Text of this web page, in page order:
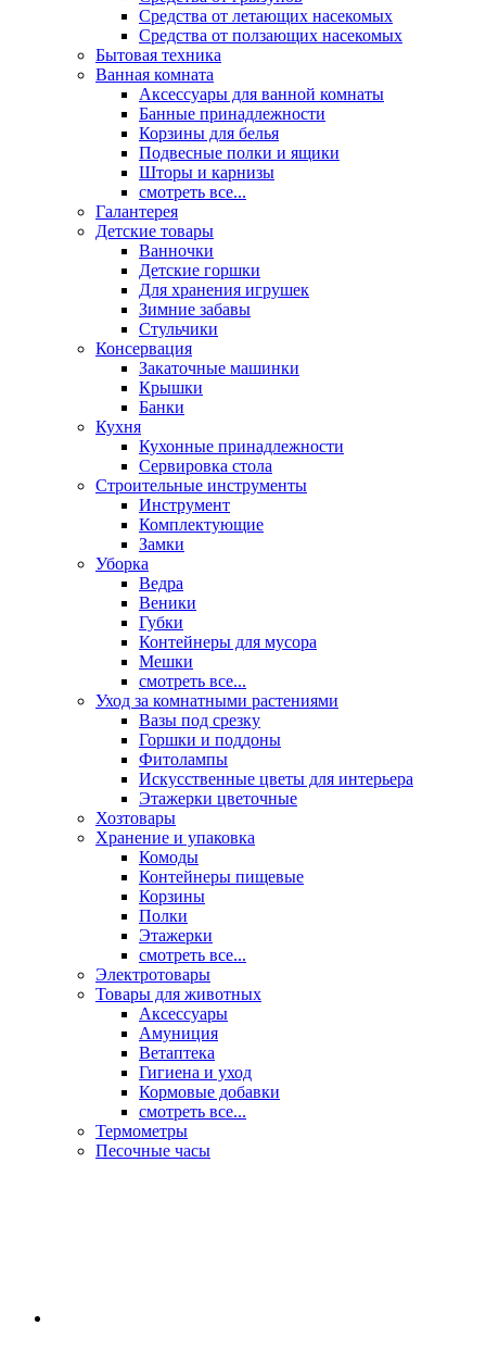
Средства от летающих насекомых
Средства от ползающих насекомых
Бытовая техника
Ванная комната
Аксессуары для ванной комнаты
Банные принадлежности
Корзины для белья
Подвесные полки и ящики
Шторы и карнизы
смотреть все...
Галантерея
Детские товары
Ванночки
Детские горшки
Для хранения игрушек
Зимние забавы
Стульчики
Консервация
Закаточные машинки
Крышки
Банки
Кухня
Кухонные принадлежности
Сервировка стола
Строительные инструменты
Инструмент
Комплектующие
Замки
Уборка
Ведра
Веники
Губки
Контейнеры для мусора
Мешки
смотреть все...
Уход за комнатными растениями
Вазы под срезку
Горшки и поддоны
Фитолампы
Искусственные цветы для интерьера
Этажерки цветочные
Хозтовары
Хранение и упаковка
Комоды
Контейнеры пищевые
Корзины
Полки
Этажерки
смотреть все...
Электротовары
Товары для животных
Аксессуары
Амуниция
Ветаптека
Гигиена и уход
Кормовые добавки
смотреть все...
Термометры
Песочные часы